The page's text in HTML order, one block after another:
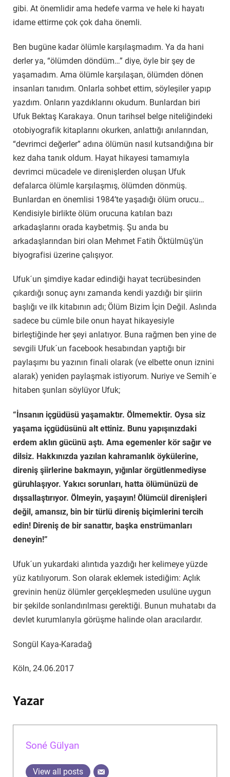
gibi. At önemlidir ama hedefe varma ve hele ki hayatı
idame ettirme çok çok daha önemli.
Ben bugüne kadar ölümle karşılaşmadım. Ya da hani
derler ya, “ölümden döndüm…” diye, öyle bir şey de
yaşamadım. Ama ölümle karşılaşan, ölümden dönen
insanları tanıdım. Onlarla sohbet ettim, söyleşiler yapıp
yazdım. Onların yazdıklarını okudum. Bunlardan biri
Ufuk Bektaş Karakaya. Onun tarihsel belge niteliğindeki
otobiyografik kitaplarını okurken, anlattığı anılarından,
“devrimci değerler” adına ölümün nasıl kutsandığına bir
kez daha tanık oldum. Hayat hikayesi tamamıyla
devrimci mücadele ve direnişlerden oluşan Ufuk
defalarca ölümle karşılaşmış, ölümden dönmüş.
Bunlardan en önemlisi 1984’te yaşadığı ölüm orucu…
Kendisiyle birlikte ölüm orucuna katılan bazı
arkadaşlarını orada kaybetmiş. Şu anda bu
arkadaşlarından biri olan Mehmet Fatih Öktülmüş’ün
biyografisi üzerine çalışıyor.
Ufuk´un şimdiye kadar edindiği hayat tecrübesinden
çıkardığı sonuç aynı zamanda kendi yazdığı bir şiirin
başlığı ve ilk kitabının adı; Ölüm Bizim İçin Değil. Aslında
sadece bu cümle bile onun hayat hikayesiyle
birleştiğinde her şeyi anlatıyor. Buna rağmen ben yine de
sevgili Ufuk´un facebook hesabından yaptığı bir
paylaşımı bu yazının finali olarak (ve elbette onun iznini
alarak) yeniden paylaşmak istiyorum. Nuriye ve Semih´e
hitaben şunları söylüyor Ufuk;
“İnsanın içgüdüsü yaşamaktır. Ölmemektir. Oysa siz
yaşama içgüdüsünü alt ettiniz. Bunu yapışınızdaki
erdem aklın gücünü aştı. Ama egemenler kör sağır ve
dilsiz. Hakkınızda yazılan kahramanlık öykülerine,
direniş şiirlerine bakmayın, yığınlar örgütlenmediyse
güruhlaşıyor. Yakıcı sorunları, hatta ölümünüzü de
dışsallaştırıyor. Ölmeyin, yaşayın! Ölümcül direnişleri
değil, amansız, bin bir türlü direniş biçimlerini tercih
edin! Direniş de bir sanattır, başka enstrümanları
deneyin!”
Ufuk´un yukardaki alıntıda yazdığı her kelimeye yüzde
yüz katılıyorum. Son olarak eklemek istediğim: Açlık
grevinin henüz ölümler gerçekleşmeden usulüne uygun
bir şekilde sonlandırılması gerektiği. Bunun muhatabı da
devlet kurumlarıyla görüşme halinde olan aracılardır.
Songül Kaya-Karadağ
Köln, 24.06.2017
Yazar
Soné Gülyan
View all posts